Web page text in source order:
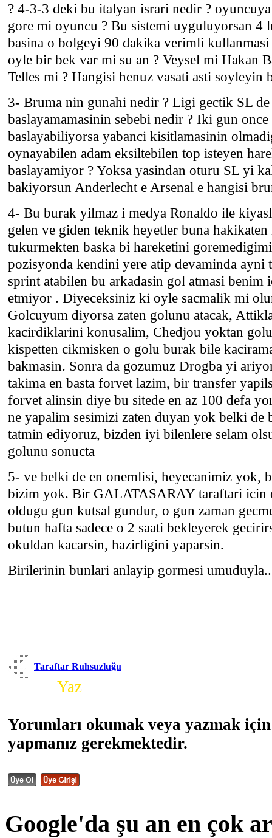
? 4-3-3 deki bu italyan israri nedir ?
gore mi oyuncu ? Bu sistemi uyguluyorsan 4
basina o bolgeyi 90 dakika verimli
oyle bir bek var mi su an ? Veysel mi Hakan
Telles mi ? Hangisi henuz vasati asti soyleyin
3- Bruma nin gunahi nedir ? Ligi gectik SL
baslayamamasinin sebebi nedir ? Iki gun
baslayabiliyorsa yabanci kisitlamasinin
oynayabilen adam eksiltebilen top isteyen
baslayamiyor ? Yoksa yasindan oturu SL yi
bakiyorsun Anderlecht e Arsenal e hangisi
4- Bu burak yilmaz i medya Ronaldo ile
gelen ve giden teknik heyetler buna
tukurmekten baska bi hareketini
pozisyonda kendini yere atip devaminda ayni
sprint atabilen bu arkadasin gol atmasi
etmiyor . Diyeceksiniz ki oyle sacmalik mi
Golcuyum diyorsa zaten golunu atacak,
kacirdiklarini konusalim, Chedjou yoktan
kispetten cikmisken o golu burak bile
bakmasin. Sonra da gozumuz Drogba yi
takima en basta forvet lazim, bir transfer
forvet alinsin diye bu sitede en az 100 defa
ne yapalim sesimizi zaten duyan yok belki
tatmin ediyoruz, bizden iyi bilenlere selam
golunu sonucta
5- ve belki de en onemlisi, heyecanimiz yok,
bizim yok. Bir GALATASARAY taraftari icin
oldugu gun kutsal gundur, o gun zaman
butun hafta sadece o 2 saati bekleyerek
okuldan kacarsin, hazirligini yaparsin.
Birilerinin bunlari anlayip gormesi
Taraftar Ruhsuzluğu
Yaz
Yorumları okumak veya yazmak
yapmanız gerekmektedir.
Google'da şu an en çok